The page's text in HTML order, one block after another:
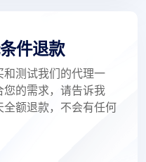
件退款
测试我们的代理一
的需求，请告诉我
额退款，不会有任何